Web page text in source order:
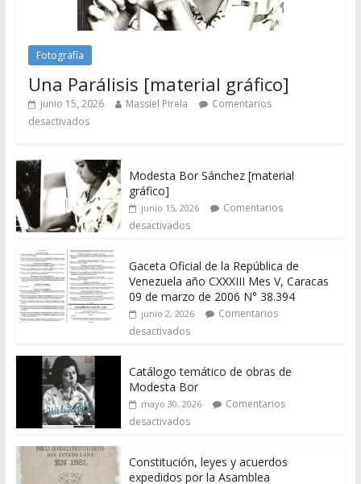
Fotografía
Una Parálisis [material gráfico]
junio 15, 2026 Massiel Pirela
Comentarios
desactivados
Modesta Bor Sánchez [material
gráfico]
junio 15, 2026
Comentarios
desactivados
Gaceta Oficial de la República de
Venezuela año CXXXIII Mes V, Caracas
09 de marzo de 2006 N° 38.394
junio 2, 2026
Comentarios
desactivados
Catálogo temático de obras de
Modesta Bor
mayo 30, 2026
Comentarios
desactivados
Constitución, leyes y acuerdos
expedidos por la Asamblea